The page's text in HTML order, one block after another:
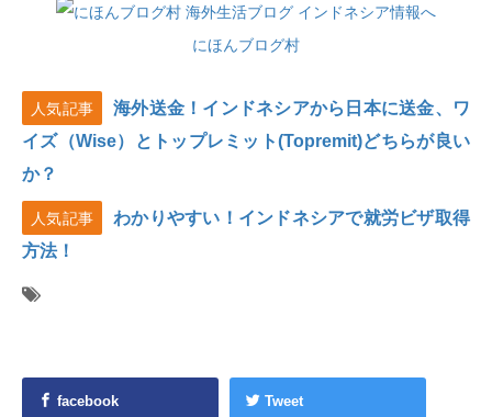
にほんブログ村
人気記事
海外送金！インドネシアから日本に送金、ワ
イズ（Wise）とトップレミット(Topremit)どちらが良い
か？
人気記事
わかりやすい！インドネシアで就労ビザ取得
方法！
facebook Tweet